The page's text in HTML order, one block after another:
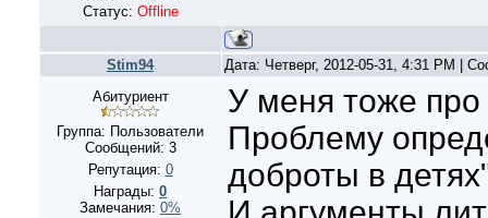
Статус: Offline
Stim94
Дата: Четверг, 2012-05-31, 4:31 PM |
Абитуриент
Группа: Пользователи
Сообщений: 3
Репутация: 0
Награды: 0
Замечания: 0%
У меня тоже про
Проблему
доброты в